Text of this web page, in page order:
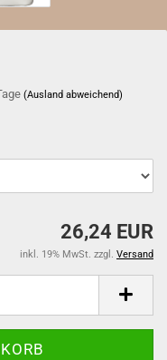
(Ausland abweichend)
26,24 EUR
inkl. 19% MwSt. zzgl. Versand